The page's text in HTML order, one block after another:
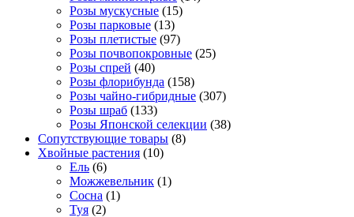
Розы мускусные (15)
Розы парковые (13)
Розы плетистые (97)
Розы почвопокровные (25)
Розы спрей (40)
Розы флорибунда (158)
Розы чайно-гибридные (307)
Розы шраб (133)
Розы Японской селекции (38)
Сопутствующие товары (8)
Хвойные растения (10)
Ель (6)
Можжевельник (1)
Сосна (1)
Туя (2)